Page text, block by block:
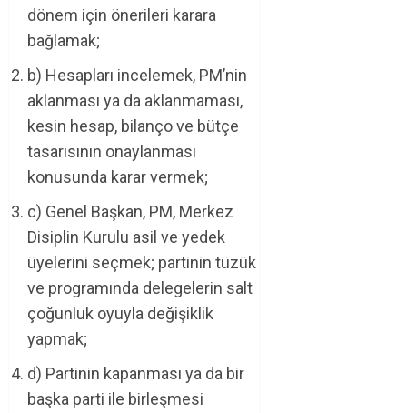
dönem için önerileri karara
bağlamak;
b) Hesapları incelemek, PM’nin
aklanması ya da aklanmaması,
kesin hesap, bilanço ve bütçe
tasarısının onaylanması
konusunda karar vermek;
c) Genel Başkan, PM, Merkez
Disiplin Kurulu asil ve yedek
üyelerini seçmek; partinin tüzük
ve programında delegelerin salt
çoğunluk oyuyla değişiklik
yapmak;
d) Partinin kapanması ya da bir
başka parti ile birleşmesi